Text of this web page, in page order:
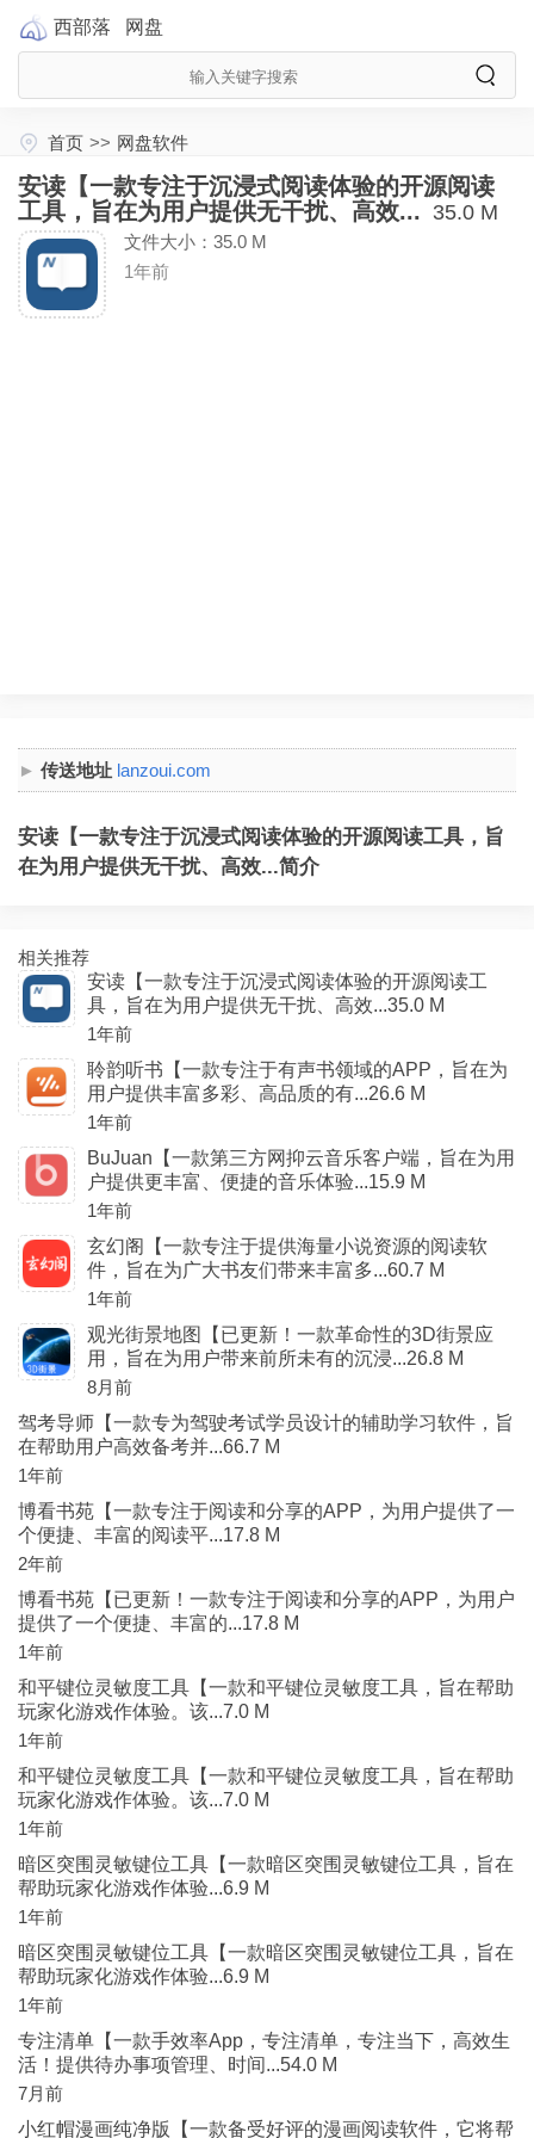
西部落 网盘
首页 >> 网盘软件
安读【一款专注于沉浸式阅读体验的开源阅读
工具，旨在为用户提供无干扰、高效... 35.0 M
文件大小：35.0 M
1年前
传送地址 lanzoui.com
安读【一款专注于沉浸式阅读体验的开源阅读工具，旨
在为用户提供无干扰、高效...简介
相关推荐
安读【一款专注于沉浸式阅读体验的开源阅读工
具，旨在为用户提供无干扰、高效...35.0 M
1年前
聆韵听书【一款专注于有声书领域的APP，旨在为
用户提供丰富多彩、高品质的有...26.6 M
1年前
BuJuan【一款第三方网抑云音乐客户端，旨在为用
户提供更丰富、便捷的音乐体验...15.9 M
1年前
玄幻阁【一款专注于提供海量小说资源的阅读软
件，旨在为广大书友们带来丰富多...60.7 M
1年前
观光街景地图【已更新！一款革命性的3D街景应
用，旨在为用户带来前所未有的沉浸...26.8 M
8月前
驾考导师【一款专为驾驶考试学员设计的辅助学习软件，旨
在帮助用户高效备考并...66.7 M
1年前
博看书苑【一款专注于阅读和分享的APP，为用户提供了一
个便捷、丰富的阅读平...17.8 M
2年前
博看书苑【已更新！一款专注于阅读和分享的APP，为用户
提供了一个便捷、丰富的...17.8 M
1年前
和平键位灵敏度工具【一款和平键位灵敏度工具，旨在帮助
玩家化游戏作体验。该...7.0 M
1年前
和平键位灵敏度工具【一款和平键位灵敏度工具，旨在帮助
玩家化游戏作体验。该...7.0 M
1年前
暗区突围灵敏键位工具【一款暗区突围灵敏键位工具，旨在
帮助玩家化游戏作体验...6.9 M
1年前
暗区突围灵敏键位工具【一款暗区突围灵敏键位工具，旨在
帮助玩家化游戏作体验...6.9 M
1年前
专注清单【一款手效率App，专注清单，专注当下，高效生
活！提供待办事项管理、时间...54.0 M
7月前
小红帽漫画纯净版【一款备受好评的漫画阅读软件，它将帮